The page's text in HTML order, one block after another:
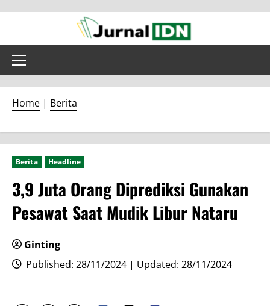
content
Primary
Home | Berita
Berita Headline
3,9 Juta Orang Diprediksi Gunakan
Pesawat Saat Mudik Libur Nataru
Ginting
Published: 28/11/2024 | Updated: 28/11/2024